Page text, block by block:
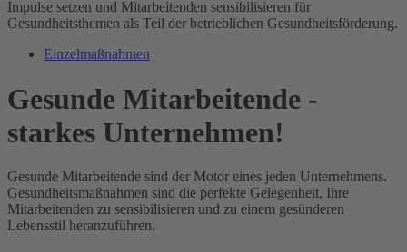
Impulse setzen und Mitarbeitenden sensibilisieren für
Gesundheitsthemen als Teil der betrieblichen Gesundheitsförderung.
Einzelmaßnahmen
Gesunde Mitarbeitende -
starkes Unternehmen!
Gesunde Mitarbeitende sind der Motor eines jeden Unternehmens.
Gesundheitsmaßnahmen sind die perfekte Gelegenheit, Ihre
Mitarbeitenden zu sensibilisieren und zu einem gesünderen
Lebensstil heranzuführen.